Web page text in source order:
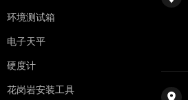
环境测试箱
电子天平
硬度计
花岗岩安装工具